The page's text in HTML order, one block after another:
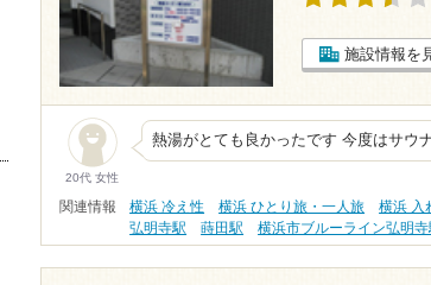
施設情報を
20代 女性
熱湯がとても良かったです 今度はサウ
関連情報 横浜 冷え性 横浜 ひとり旅・一人旅 横浜 入
弘明寺駅
蒔田駅 横浜市ブルーライン弘明寺